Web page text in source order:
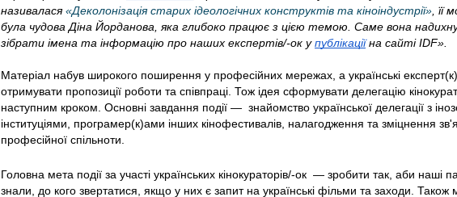
називалася «Деколонізація старих ідеологічних конструктів та кіноіндустрії» її
була чудова Діна Йорданова, яка глибоко працює з цією темою . Саме вона
зібрати імена та інформацію про наших експертів/-ок у публікації на сайті IDF».
Матеріал набув широкого поширення у професійних мережах, а українські
отримувати пропозиції роботи та співпраці. Тож ідея сформувати делегацію
наступним кроком. Основні завдання події —  знайомство української делегації з
інституціями, програмер(к)ами інших кінофестивалів, налагодження та зміцнення
професійної спільноти.
Головна мета події за участі українських кінокураторів/-ок  — зробити так, аби наші
знали, до кого звертатися, якщо у них є запит на українські фільми та заходи.